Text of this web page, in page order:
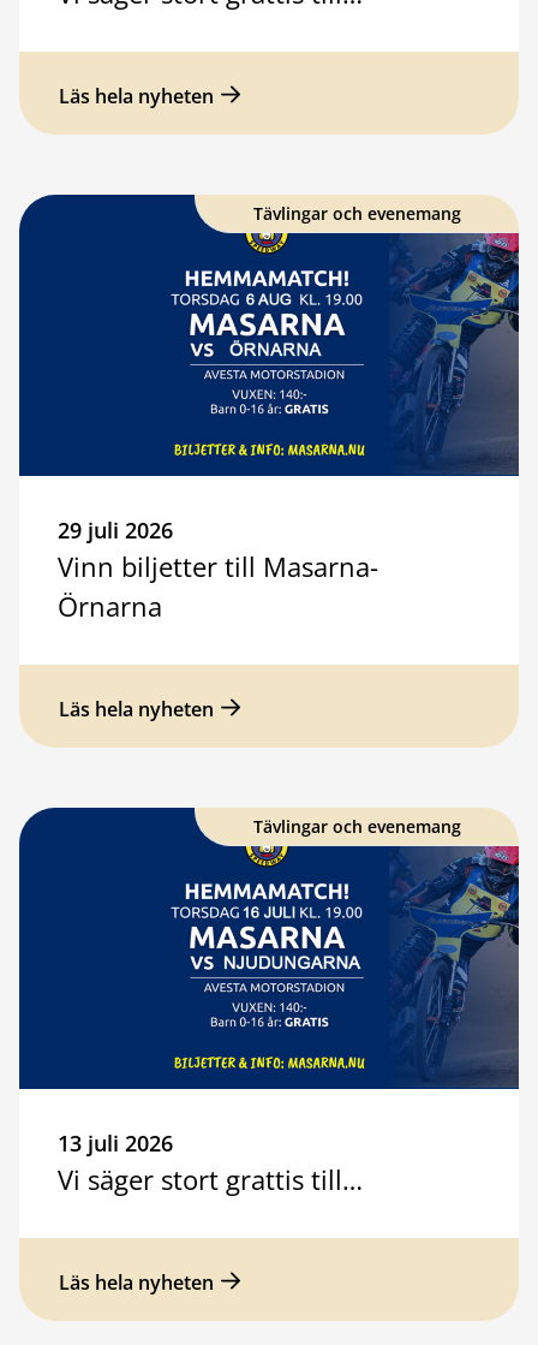
Läs hela nyheten
Tävlingar och evenemang
29 juli 2026
Vinn biljetter till Masarna-
Örnarna
Läs hela nyheten
Tävlingar och evenemang
13 juli 2026
Vi säger stort grattis till…
Läs hela nyheten